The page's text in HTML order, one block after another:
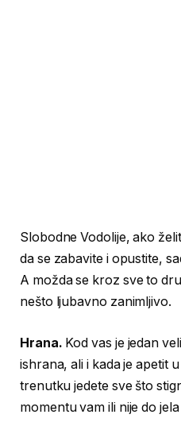
Slobodne Vodolije, ako
da se zabavite i opustite,
A možda se kroz sve to
nešto ljubavno zanimljivo.
Hrana. Kod vas je jedan
ishrana, ali i kada je apetit
trenutku jedete sve što
momentu vam ili nije do